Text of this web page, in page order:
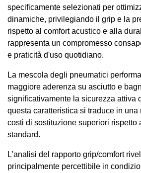
specificamente selezionati per
dinamiche, privilegiando il grip e la
rispetto al comfort acustico e alla
rappresenta un compromesso
e praticità d'uso quotidiano.
La mescola degli pneumatici
maggiore aderenza su asciutto e
significativamente la sicurezza attiva
questa caratteristica si traduce in una
costi di sostituzione superiori rispetto
standard.
L'analisi del rapporto grip/comfort
principalmente percettibile in